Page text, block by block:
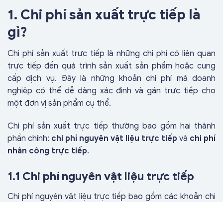
1. Chi phí sản xuất trực tiếp là
gì?
Chi phí sản xuất trực tiếp là những chi phí có liên quan
trực tiếp đến quá trình sản xuất sản phẩm hoặc cung
cấp dịch vụ. Đây là những khoản chi phí mà doanh
nghiệp có thể dễ dàng xác định và gán trực tiếp cho
một đơn vị sản phẩm cụ thể.
Chi phí sản xuất trực tiếp thường bao gồm hai thành
phần chính: chi phí nguyên vật liệu trực tiếp và chi phí
nhân công trực tiếp.
1.1 Chi phí nguyên vật liệu trực tiếp
Chi phí nguyên vật liệu trực tiếp bao gồm các khoản chi